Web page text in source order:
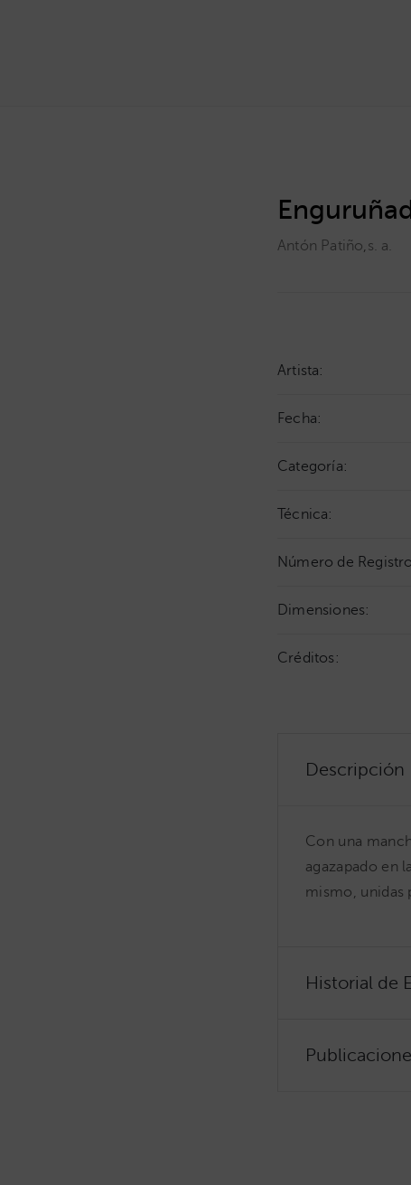
Antón Patiño,s. a.
Artista:
Fecha:
Categoría:
Técnica:
Número de
Dimensiones:
Créditos:
Descripción
Con una
agazapado en
mismo, unidas
Historial de